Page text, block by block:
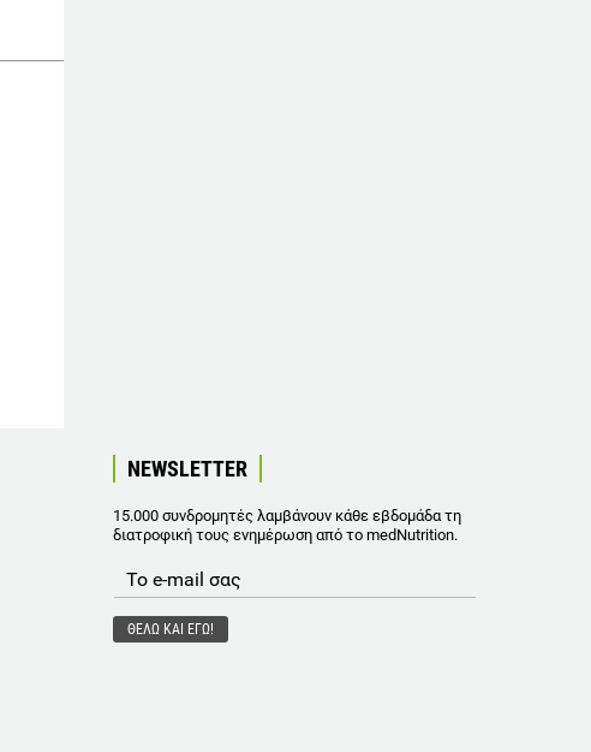
NEWSLETTER
15.000 συνδρομητές λαμβάνουν κάθε εβδομάδα τη
διατροφική τους ενημέρωση από το medNutrition.